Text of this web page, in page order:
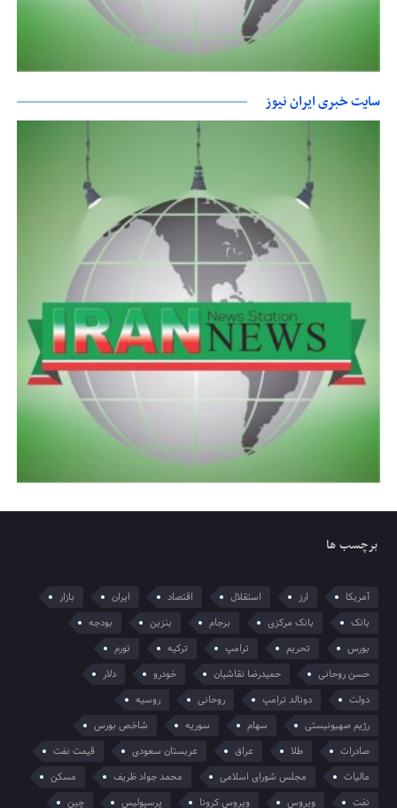
سایت خبری ایران نیوز
برچسب ها
آمریکا ارز استقلال اقتصاد ایران
بازار
بانک
بانک مرکزی برجام بنزین
بودجه
بورس
تحریم ترامپ ترکیه
تورم
حسن روحانی
حمیدرضا نقاشیان خودرو
دلار
دولت
دونالد ترامپ روحانی
روسیه
رژیم صهیونیستی
سهام سوریه
شاخص بورس
صادرات
طلا عراق عربستان سعودی
قیمت نفت
مالیات
مجلس شورای اسلامی محمد جواد ظریف
مسکن
نفت
ویروس ویروس کرونا پرسپولیس چین